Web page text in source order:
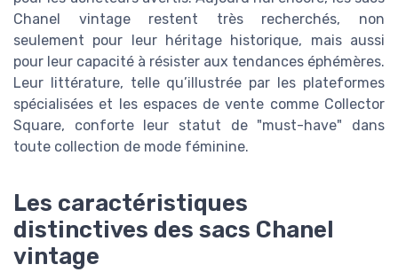
Chanel vintage restent très recherchés, non
seulement pour leur héritage historique, mais aussi
pour leur capacité à résister aux tendances éphémères.
Leur littérature, telle qu’illustrée par les plateformes
spécialisées et les espaces de vente comme Collector
Square, conforte leur statut de "must-have" dans
toute collection de mode féminine.
Les caractéristiques
distinctives des sacs Chanel
vintage